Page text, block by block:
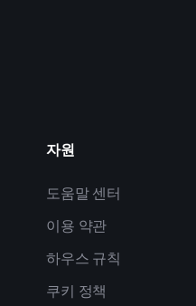
자원
도움말 센터
이용 약관
하우스 규칙
쿠키 정책